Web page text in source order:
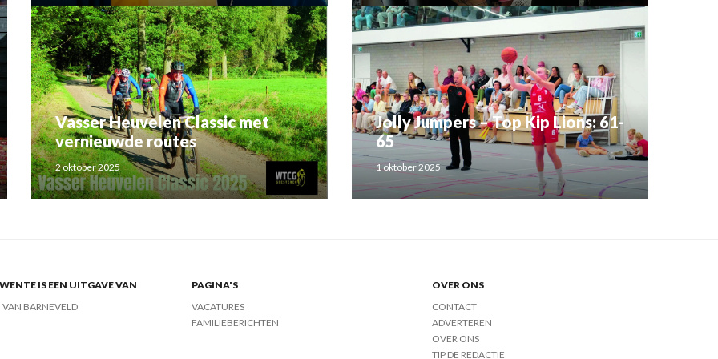
Vasser Heuvelen Classic met
vernieuwde routes
2 oktober 2025
Jolly Jumpers – Top Kip Lions: 61-
65
1 oktober 2025
IS EEN UITGAVE VAN
VAN BARNEVELD
PAGINA'S
VACATURES
FAMILIEBERICHTEN
OVER ONS
CONTACT
ADVERTEREN
OVER ONS
TIP DE REDACTIE